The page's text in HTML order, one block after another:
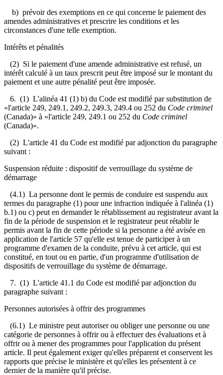
b) prévoir des exemptions en ce qui concerne le paiement des
amendes administratives et prescrire les conditions et les
circonstances d'une telle exemption.
Intérêts et pénalités
(2) Si le paiement d'une amende administrative est refusé, un
intérêt calculé à un taux prescrit peut être imposé sur le montant du
paiement et une autre pénalité peut être imposée.
6. (1) L'alinéa 41 (1) b) du Code est modifié par substitution de
«l'article 249, 249.1, 249.2, 249.3, 249.4 ou 252 du Code criminel
(Canada)» à «l'article 249, 249.1 ou 252 du Code criminel
(Canada)».
(2) L'article 41 du Code est modifié par adjonction du paragraphe
suivant :
Suspension réduite : dispositif de verrouillage du système de
démarrage
(4.1) La personne dont le permis de conduire est suspendu aux
termes du paragraphe (1) pour une infraction indiquée à l'alinéa (1)
b.1) ou c) peut en demander le rétablissement au registrateur avant la
fin de la période de suspension et le registrateur peut rétablir le
permis avant la fin de cette période si la personne a été avisée en
application de l'article 57 qu'elle est tenue de participer à un
programme d'examen de la conduite, prévu à cet article, qui est
constitué, en tout ou en partie, d'un programme d'utilisation de
dispositifs de verrouillage du système de démarrage.
7. (1) L'article 41.1 du Code est modifié par adjonction du
paragraphe suivant :
Personnes autorisées à offrir des programmes
(6.1) Le ministre peut autoriser ou obliger une personne ou une
catégorie de personnes à offrir ou à effectuer des évaluations et à
offrir ou à mener des programmes pour l'application du présent
article. Il peut également exiger qu'elles préparent et conservent les
rapports que précise le ministère et qu'elles les présentent à ce
dernier de la manière qu'il précise.